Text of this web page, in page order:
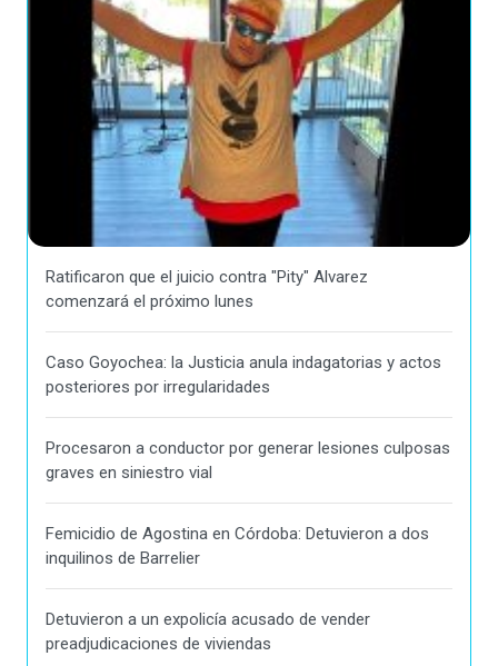
Ratificaron que el juicio contra "Pity" Alvarez
comenzará el próximo lunes
Caso Goyochea: la Justicia anula indagatorias y actos
posteriores por irregularidades
Procesaron a conductor por generar lesiones culposas
graves en siniestro vial
Femicidio de Agostina en Córdoba: Detuvieron a dos
inquilinos de Barrelier
Detuvieron a un expolicía acusado de vender
preadjudicaciones de viviendas